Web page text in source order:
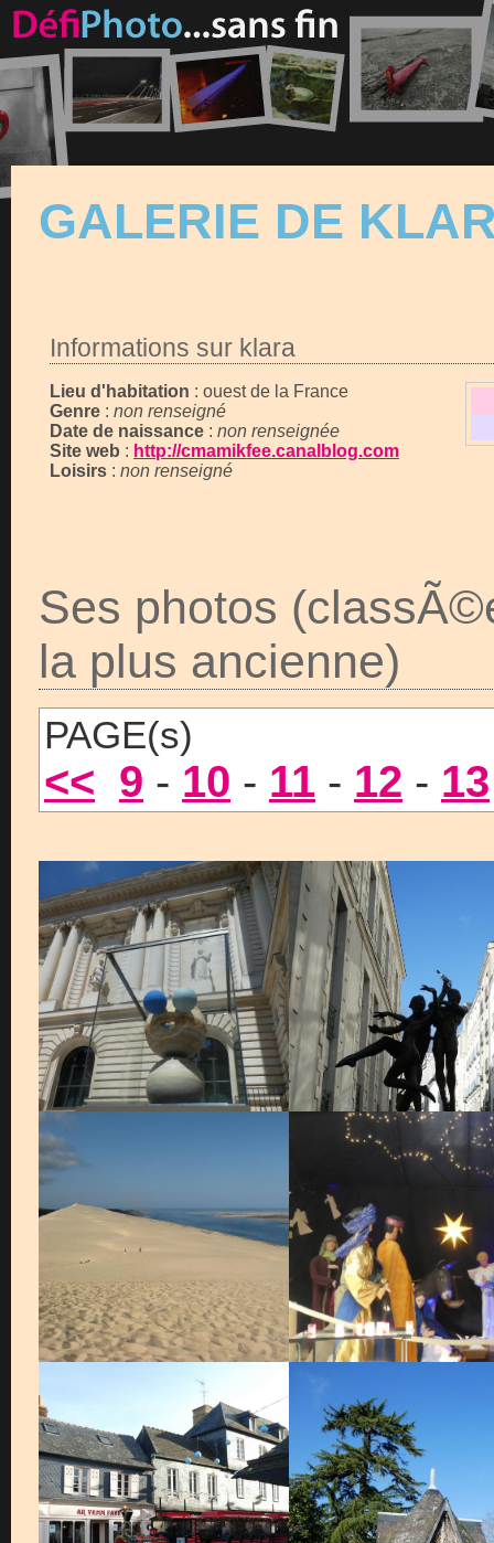
GALERIE DE
Informations sur klara
Lieu d'habitation : ouest de la France
Genre : non renseigné
Date de naissance : non renseignée
Site web : http://cmamikfee.canalblog.com
Loisirs : non renseigné
Ses photos
la plus ancienne)
PAGE(s)
<< 9 - 10 - 11 - 12 - 13